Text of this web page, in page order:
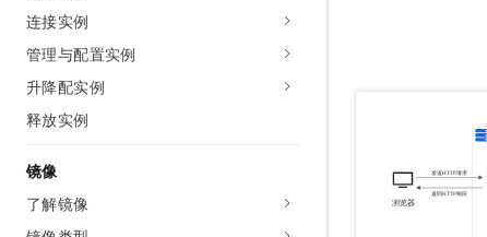
连接实例
管理与配置实例
升降配实例
释放实例
镜像
了解镜像